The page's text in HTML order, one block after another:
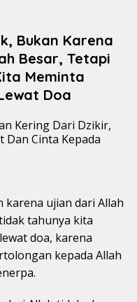
Bukan Karena
Besar, Tetapi
Meminta
Doa
karena ujian dari Allah
tahunya kita
doa, karena
kepada Allah